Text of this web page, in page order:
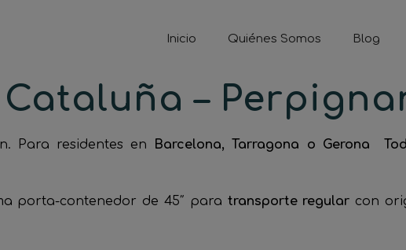
Inicio Quiénes Somos Blog
Cataluña –
Para residentes en
Barcelona, Tarragona o Gerona
porta-contenedor de 45″ para transporte regular con